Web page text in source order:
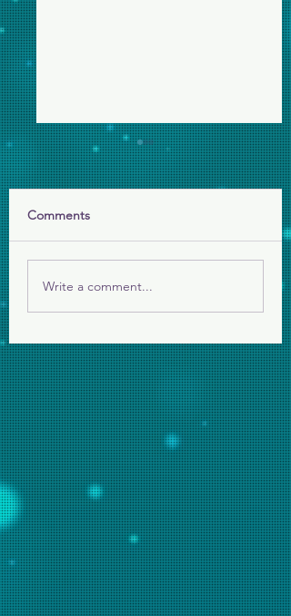
願祢的國降臨
Comments
Write a comment...